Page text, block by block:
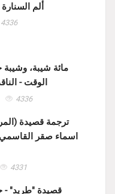
ألم
4336
مائة شيبة،
الوقت -
4336
ترجمة قصيدة
اسماء صقر القاسمي
4331
قصيدة "طريد" -